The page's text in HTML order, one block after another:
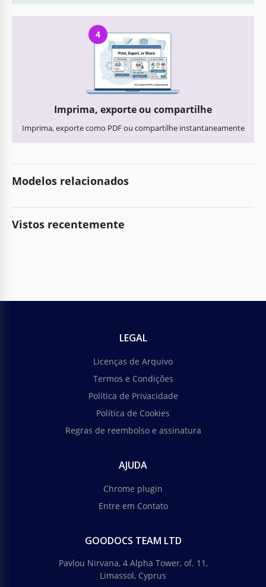
4
Imprima, exporte ou compartilhe
Imprima, exporte como PDF ou compartilhe instantaneamente
Modelos relacionados
Vistos recentemente
LEGAL
Licenças de Arquivo
Termos e Condições
Política de Privacidade
Política de Cookies
Regras de reembolso e assinatura
AJUDA
Chrome plugin
Entre em Contato
GOODOCS TEAM LTD
Pavlou Nirvana, 4 Alpha Tower, of. 11,
Limassol, Cyprus